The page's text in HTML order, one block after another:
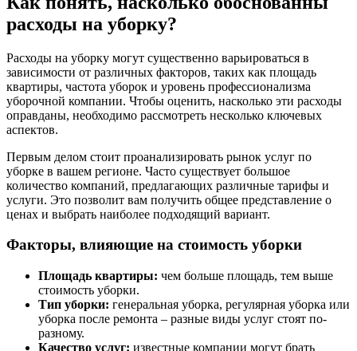
расходы на уборку?
Расходы на уборку могут существенно варьироваться в
зависимости от различных факторов, таких как площадь
квартиры, частота уборок и уровень профессионализма
уборочной компании. Чтобы оценить, насколько эти расходы
оправданы, необходимо рассмотреть несколько ключевых
аспектов.
Первым делом стоит проанализировать рынок услуг по
уборке в вашем регионе. Часто существует большое
количество компаний, предлагающих различные тарифы и
услуги. Это позволит вам получить общее представление о
ценах и выбрать наиболее подходящий вариант.
Факторы, влияющие на стоимость уборки
Площадь квартиры: чем больше площадь, тем выше
стоимость уборки.
Тип уборки: генеральная уборка, регулярная уборка или
уборка после ремонта – разные виды услуг стоят по-
разному.
Качество услуг: известные компании могут брать